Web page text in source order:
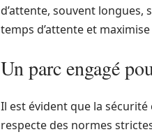
d’attente, souvent
temps d’attente et
Un parc engagé
Il est évident que la
respecte des normes